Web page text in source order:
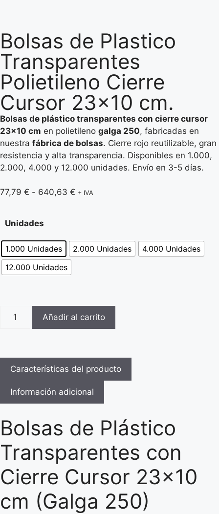
Bolsas de Plastico
Transparentes
Polietileno Cierre
Cursor 23×10 cm.
Bolsas de plástico transparentes con cierre cursor
23×10 cm en polietileno galga 250, fabricadas en
nuestra fábrica de bolsas. Cierre rojo reutilizable, gran
resistencia y alta transparencia. Disponibles en 1.000,
2.000, 4.000 y 12.000 unidades. Envío en 3-5 días.
77,79 € - 640,63 € + IVA
Unidades
1.000 Unidades 2.000 Unidades
4.000 Unidades
12.000 Unidades
Añadir al carrito
Características del producto
Información adicional
Bolsas de Plástico
Transparentes con
Cierre Cursor 23×10
cm (Galga 250)